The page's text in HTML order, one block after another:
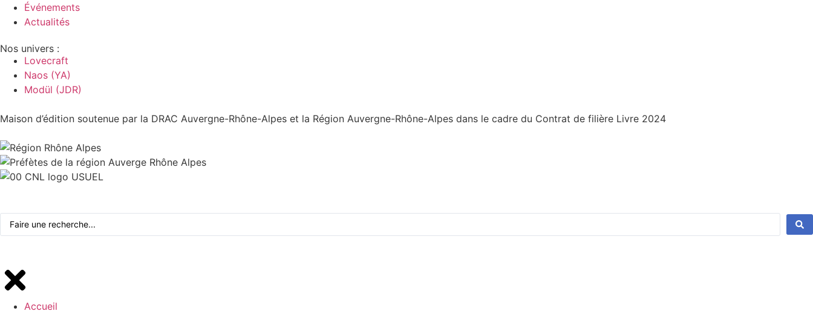
Événements
Actualités
Nos univers :
Lovecraft
Naos (YA)
Modül (JDR)
Maison d’édition soutenue par la DRAC Auvergne-Rhône-Alpes et la Région Auvergne-Rhône-Alpes dans le cadre du Contrat de filière Livre 2024
Accueil